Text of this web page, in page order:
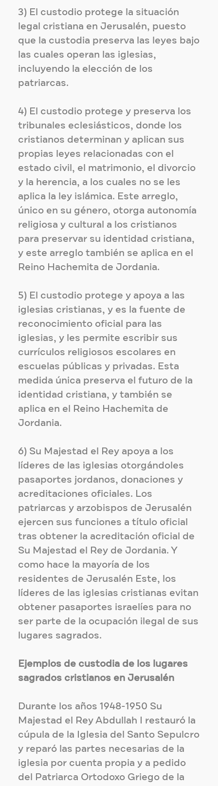
3) El custodio protege la situación
legal cristiana en Jerusalén, puesto
que la custodia preserva las leyes bajo
las cuales operan las iglesias,
incluyendo la elección de los
patriarcas.
4) El custodio protege y preserva los
tribunales eclesiásticos, donde los
cristianos determinan y aplican sus
propias leyes relacionadas con el
estado civil, el matrimonio, el divorcio
y la herencia, a los cuales no se les
aplica la ley islámica. Este arreglo,
único en su género, otorga autonomía
religiosa y cultural a los cristianos
para preservar su identidad cristiana,
y este arreglo también se aplica en el
Reino Hachemita de Jordania.
5) El custodio protege y apoya a las
iglesias cristianas, y es la fuente de
reconocimiento oficial para las
iglesias, y les permite escribir sus
currículos religiosos escolares en
escuelas públicas y privadas. Esta
medida única preserva el futuro de la
identidad cristiana, y también se
aplica en el Reino Hachemita de
Jordania.
6) Su Majestad el Rey apoya a los
líderes de las iglesias otorgándoles
pasaportes jordanos, donaciones y
acreditaciones oficiales. Los
patriarcas y arzobispos de Jerusalén
ejercen sus funciones a título oficial
tras obtener la acreditación oficial de
Su Majestad el Rey de Jordania. Y
como hace la mayoría de los
residentes de Jerusalén Este, los
líderes de las iglesias cristianas evitan
obtener pasaportes israelíes para no
ser parte de la ocupación ilegal de sus
lugares sagrados.
Ejemplos de custodia de los lugares
sagrados cristianos en Jerusalén
Durante los años 1948-1950 Su
Majestad el Rey Abdullah I restauró la
cúpula de la Iglesia del Santo Sepulcro
y reparó las partes necesarias de la
iglesia por cuenta propia y a pedido
del Patriarca Ortodoxo Griego de la